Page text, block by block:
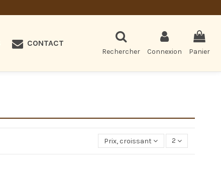
CONTACT
Rechercher Connexion Panier
Prix, croissant 2